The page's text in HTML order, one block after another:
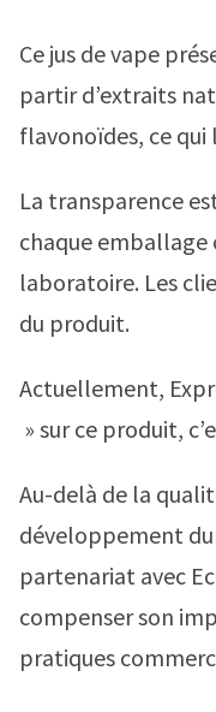
Ce jus de vape
partir d’extraits
flavonoïdes, ce qui
La transparence
chaque emballage
laboratoire. Les
du produit.
Actuellement,
» sur ce produit,
Au-delà de la
développement
partenariat avec
compenser son
pratiques